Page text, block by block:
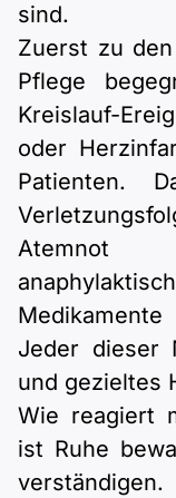
sind.
Zuerst zu
Pflege
Kreislauf-
oder
Patienten.
Atemnot
Jeder dieser
und gezieltes
Wie reagiert
ist Ruhe